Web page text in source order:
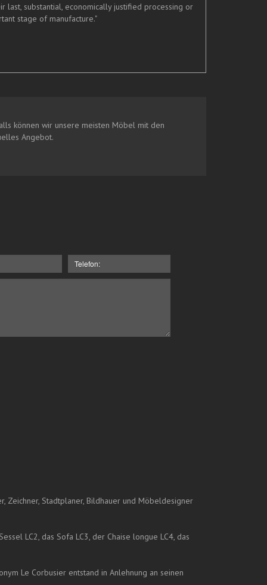
substantial, economically justified processing or
stage of manufacture."
können wir unsere meisten Möbel mit den
Angebot.
Zeichner, Stadtplaner, Bildhauer und Möbeldesigner
LC2, das Sofa LC3, der Chaise longue LC4, das
Le Corbusier entstand in Anlehnung an seinen